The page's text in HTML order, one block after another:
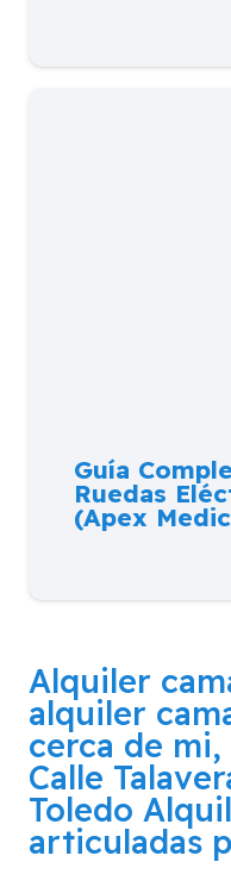
Guía
Ruedas
(Apex
Alquiler
alquiler
cerca de mi,
Calle
Toledo
articuladas